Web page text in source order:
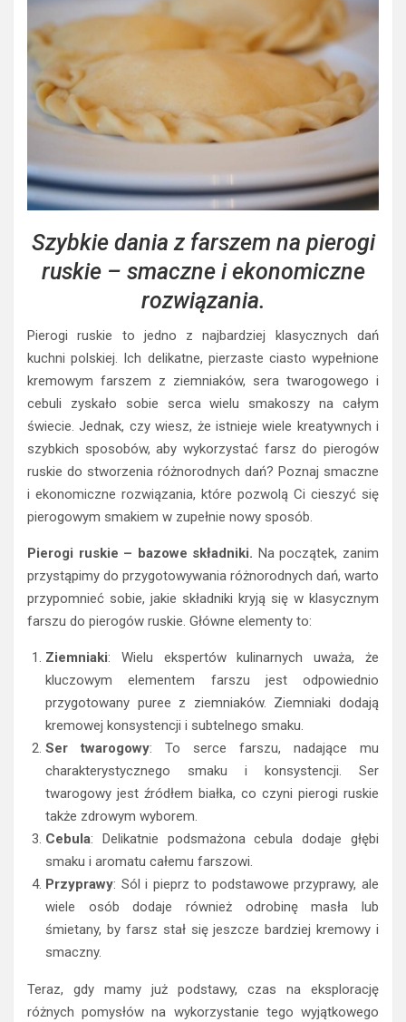
Szybkie dania z farszem na pierogi
ruskie – smaczne i ekonomiczne
rozwiązania.
Pierogi ruskie to jedno z najbardziej klasycznych dań
kuchni polskiej. Ich delikatne, pierzaste ciasto wypełnione
kremowym farszem z ziemniaków, sera twarogowego i
cebuli zyskało sobie serca wielu smakoszy na całym
świecie. Jednak, czy wiesz, że istnieje wiele kreatywnych i
szybkich sposobów, aby wykorzystać farsz do pierogów
ruskie do stworzenia różnorodnych dań? Poznaj smaczne
i ekonomiczne rozwiązania, które pozwolą Ci cieszyć się
pierogowym smakiem w zupełnie nowy sposób.
Pierogi ruskie – bazowe składniki. Na początek, zanim
przystąpimy do przygotowywania różnorodnych dań, warto
przypomnieć sobie, jakie składniki kryją się w klasycznym
farszu do pierogów ruskie. Główne elementy to:
Ziemniaki: Wielu ekspertów kulinarnych uważa, że
kluczowym elementem farszu jest odpowiednio
przygotowany puree z ziemniaków. Ziemniaki dodają
kremowej konsystencji i subtelnego smaku.
Ser twarogowy: To serce farszu, nadające mu
charakterystycznego smaku i konsystencji. Ser
twarogowy jest źródłem białka, co czyni pierogi ruskie
także zdrowym wyborem.
Cebula: Delikatnie podsmażona cebula dodaje głębi
smaku i aromatu całemu farszowi.
Przyprawy: Sól i pieprz to podstawowe przyprawy, ale
wiele osób dodaje również odrobinę masła lub
śmietany, by farsz stał się jeszcze bardziej kremowy i
smaczny.
Teraz, gdy mamy już podstawy, czas na eksplorację
różnych pomysłów na wykorzystanie tego wyjątkowego